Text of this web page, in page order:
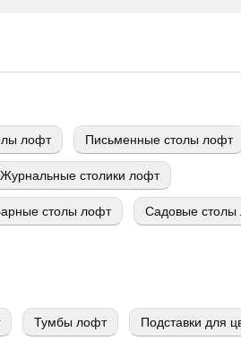
лофт Письменные столы лофт
Журнальные столики лофт
столы лофт Садовые столы
Тумбы лофт Подставки для